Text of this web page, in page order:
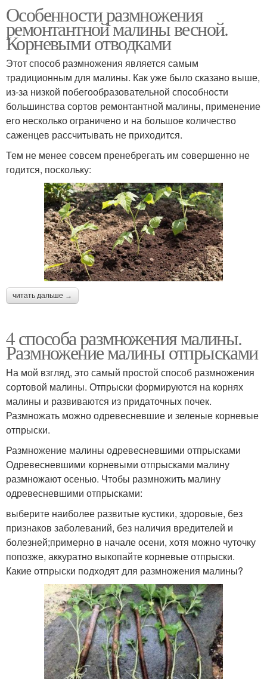
Особенности размножения
ремонтантной малины весной.
Корневыми отводками
Этот способ размножения является самым
традиционным для малины. Как уже было сказано выше,
из-за низкой побегообразовательной способности
большинства сортов ремонтантной малины, применение
его несколько ограничено и на большое количество
саженцев рассчитывать не приходится.
Тем не менее совсем пренебрегать им совершенно не
годится, поскольку:
читать дальше →
4 способа размножения малины.
Размножение малины отпрысками
На мой взгляд, это самый простой способ размножения
сортовой малины. Отпрыски формируются на корнях
малины и развиваются из придаточных почек.
Размножать можно одревесневшие и зеленые корневые
отпрыски.
Размножение малины одревесневшими отпрысками
Одревесневшими корневыми отпрысками малину
размножают осенью. Чтобы размножить малину
одревесневшими отпрысками:
выберите наиболее развитые кустики, здоровые, без
признаков заболеваний, без наличия вредителей и
болезней;примерно в начале осени, хотя можно чуточку
попозже, аккуратно выкопайте корневые отпрыски.
Какие отпрыски подходят для размножения малины?